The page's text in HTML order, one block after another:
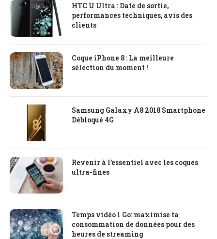
HTC U Ultra : Date de sortie,
performances techniques, avis des
clients
Coque iPhone 8 : La meilleure
sélection du moment !
Samsung Galaxy A8 2018 Smartphone
Débloqué 4G
Revenir à l’essentiel avec les coques
ultra-fines
Temps vidéo 1 Go: maximise ta
consommation de données pour des
heures de streaming